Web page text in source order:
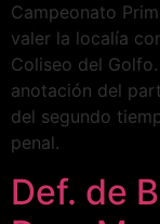
Campeonato
valer la localía
Coliseo del
anotación del
del segundo
penal.
Def. de